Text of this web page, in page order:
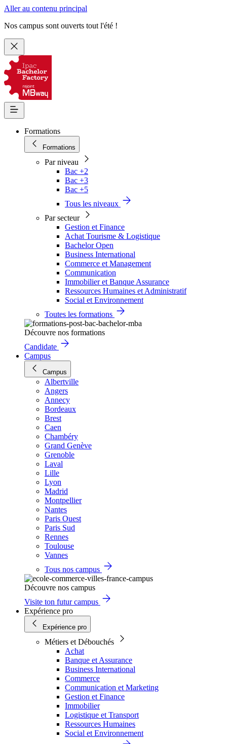
Aller au contenu principal
Nos campus sont ouverts tout l'été !
Formations
Formations
Par niveau
Bac +2
Bac +3
Bac +5
Tous les niveaux
Par secteur
Gestion et Finance
Achat Tourisme & Logistique
Bachelor Open
Business International
Commerce et Management
Communication
Immobilier et Banque Assurance
Ressources Humaines et Administratif
Social et Environnement
Toutes les formations
Découvre nos formations
Candidate
Campus
Campus
Albertville
Angers
Annecy
Bordeaux
Brest
Caen
Chambéry
Grand Genève
Grenoble
Laval
Lille
Lyon
Madrid
Montpellier
Nantes
Paris Ouest
Paris Sud
Rennes
Toulouse
Vannes
Tous nos campus
Découvre nos campus
Visite ton futur campus
Expérience pro
Expérience pro
Métiers et Débouchés
Achat
Banque et Assurance
Business International
Commerce
Communication et Marketing
Gestion et Finance
Immobilier
Logistique et Transport
Ressources Humaines
Social et Environnement